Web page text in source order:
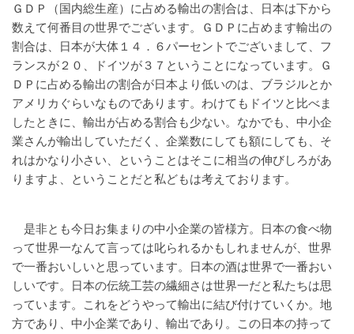
ＧＤＰ（国内総生産）に占める輸出の割合は、日本は下から
数えて何番目の世界でございます。ＧＤＰに占めます輸出の
割合は、日本が大体１４．６パーセントでございまして、フ
ランスが２０、ドイツが３７ということになっています。Ｇ
ＤＰに占める輸出の割合が日本より低いのは、ブラジルとか
アメリカぐらいなものであります。わけてもドイツと比べま
したときに、輸出が占める割合も少ない。なかでも、中小企
業さんが輸出していただく、企業数にしても額にしても、そ
れはかなり小さい、ということはそこに相当の伸びしろがあ
りますよ、ということだと私どもは考えております。
是非とも今日お集まりの中小企業の皆様方。日本の食べ物
って世界一なんて言っては叱られるかもしれませんが、世界
で一番おいしいと思っています。日本の酒は世界で一番おい
しいです。日本の伝統工芸の繊細さは世界一だと私たちは思
っています。これをどうやって輸出に結び付けていくか。地
方であり、中小企業であり、輸出であり。この日本の持って